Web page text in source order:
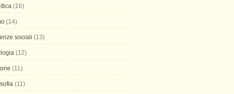
(16)
(14)
sociali (13)
(12)
(11)
(11)